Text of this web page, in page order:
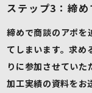
ステップ3：締
締めで商談のアポを
てしまいます。求め
りに参加させていた
加工実績の資料をお